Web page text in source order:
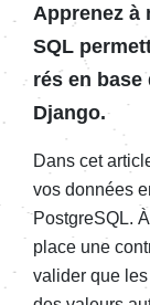
Appre­nez à
SQL
rés en base
Django.
Dans cet
vos données
Post­greSQL.
place une
vali­der que